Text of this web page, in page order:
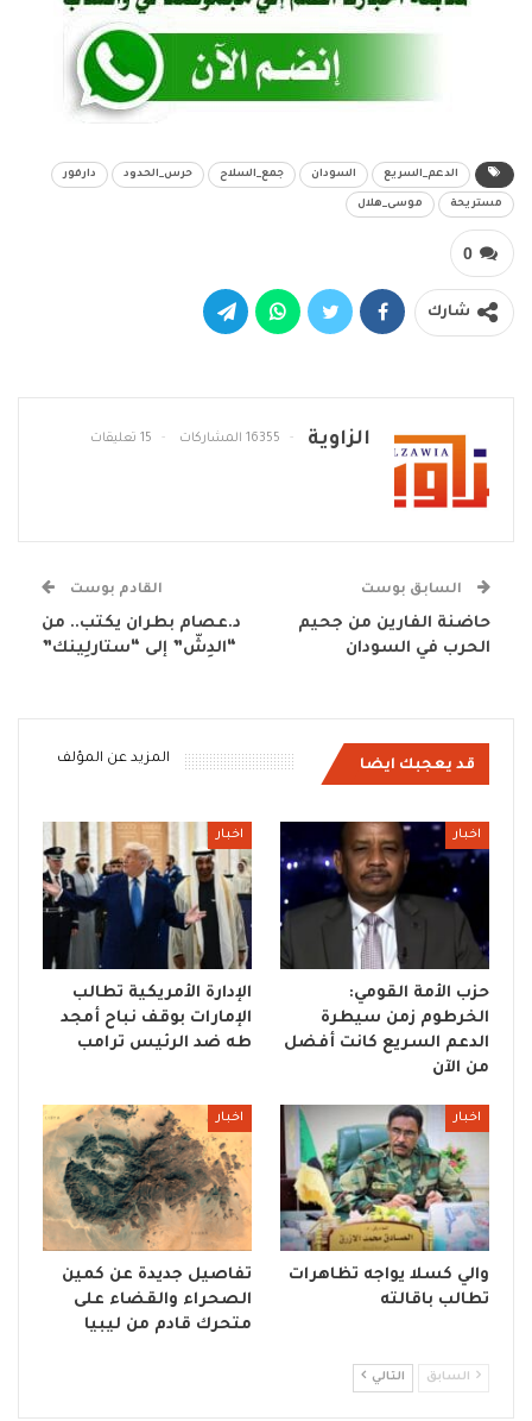
الدعم_السريع السودان جمع_السلاح حرس_الحدود دارفور
مستريحة موسى_هلال
0
شارك
الزاوية 16355 المشاركات 15 تعليقات
السابق بوست
حاضنة الفارين من جحيم
الحرب في السودان
القادم بوست
د.عصام بطران يكتب.. من
“الدِشّ” إلى “ستارلِينك”
قد يعجبك ايضا المزيد عن المؤلف
اخبار
حزب الأمة القومي:
الخرطوم زمن سيطرة
الدعم السريع كانت أفضل
من الآن
اخبار
الإدارة الأمريكية تطالب
الإمارات بوقف نباح أمجد
طه ضد الرئيس ترامب
اخبار
والي كسلا يواجه تظاهرات
تطالب باقالته
اخبار
تفاصيل جديدة عن كمين
الصحراء والقضاء على
متحرك قادم من ليبيا
السابق التالي